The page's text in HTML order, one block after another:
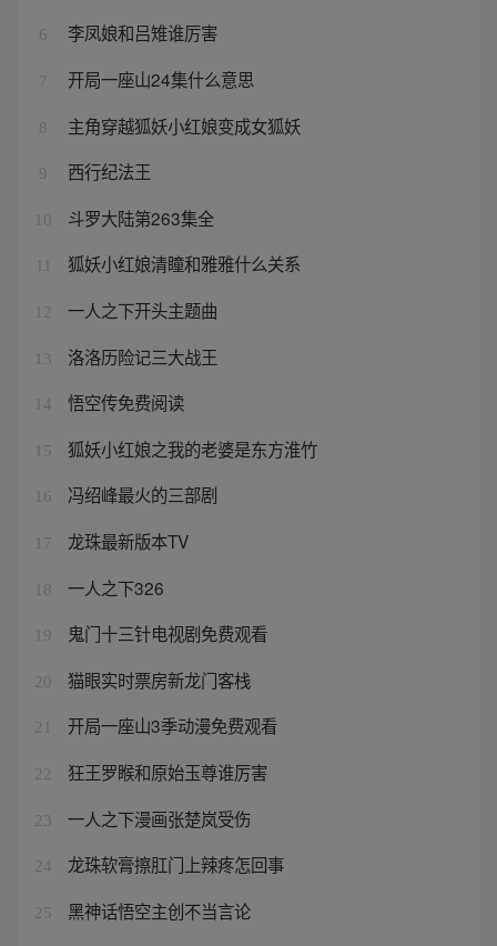
6 李凤娘和吕雉谁厉害
7 开局一座山24集什么意思
8 主角穿越狐妖小红娘变成女狐妖
9 西行纪法王
10 斗罗大陆第263集全
狐妖小红娘清瞳和雅雅什么关系
12 一人之下开头主题曲
13 洛洛历险记三大战王
14 悟空传免费阅读
15 狐妖小红娘之我的老婆是东方淮竹
16 冯绍峰最火的三部剧
17 龙珠最新版本TV
18 一人之下326
19 鬼门十三针电视剧免费观看
20 猫眼实时票房新龙门客栈
21 开局一座山3季动漫免费观看
22 狂王罗睺和原始玉尊谁厉害
23 一人之下漫画张楚岚受伤
24 龙珠软膏擦肛门上辣疼怎回事
25
黑神话悟空主创不当言论